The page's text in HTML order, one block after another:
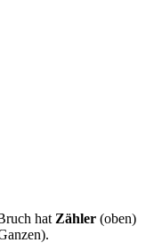
hat Zähler (oben)